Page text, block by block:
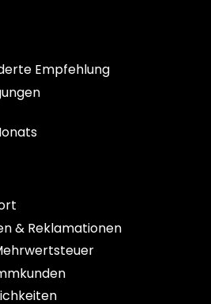
Empfehlung
& Reklamationen